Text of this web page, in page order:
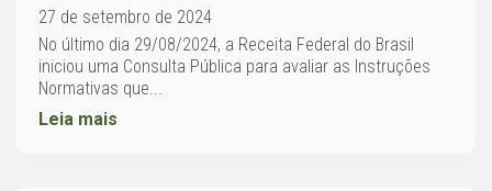
27 de setembro de 2024
No último dia 29/08/2024, a Receita Federal do Brasil
iniciou uma Consulta Pública para avaliar as Instruções
Normativas que...
Leia mais